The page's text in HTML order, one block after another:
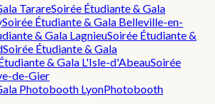
TarareSoirée Étudiante & Gala
Soirée Étudiante & Gala Belleville-en-
& Gala LagnieuSoirée Étudiante &
Soirée Étudiante & Gala
& Gala L'Isle-d'AbeauSoirée
de-Gier
Photobooth LyonPhotobooth